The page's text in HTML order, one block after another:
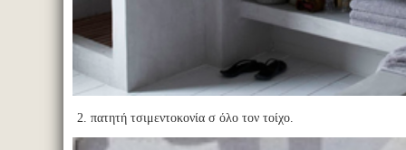
2. πατητή τσιμεντοκονία σ όλο τον τοίχο.